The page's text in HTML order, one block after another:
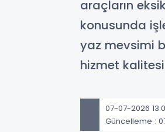
araçların
konusunda
yaz mevsimi
hizmet
07-07-2026
Güncelleme :